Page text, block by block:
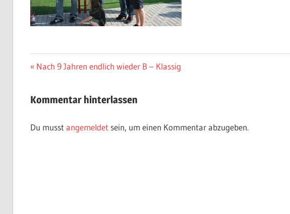
Beitragsnavigation
Vorheriger
Nach 9 Jahren endlich wieder B – Klassig
Kommentar hinterlassen
Du musst angemeldet sein, um einen Kommentar abzugeben.